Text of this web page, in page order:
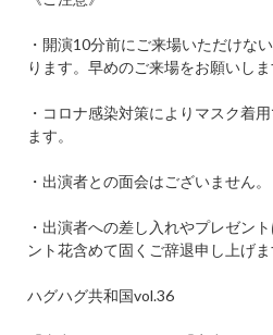
・開演10分前にご来場いただけな
ります。早めのご来場をお願いしま
・コロナ感染対策によりマスク着
ます。
・出演者との面会はございません。
・出演者への差し入れやプレゼン
ント花含めて固くご辞退申し上げま
ハグハグ共和国vol.36